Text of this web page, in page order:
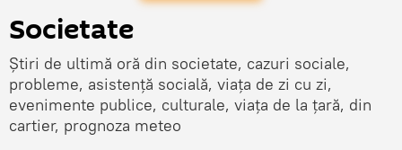
Societate
Știri de ultimă oră din societate, cazuri sociale,
probleme, asistență socială, viața de zi cu zi,
evenimente publice, culturale, viața de la țară, din
cartier, prognoza meteo